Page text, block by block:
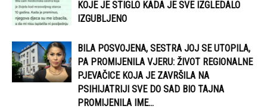
KOJE JE STIGLO KADA JE SVE IZGLEDALO
IZGUBLJENO
BILA POSVOJENA, SESTRA JOJ SE UTOPILA,
PA PROMIJENILA VJERU: ŽIVOT REGIONALNE
PJEVAČICE KOJA JE ZAVRŠILA NA
PSIHIJATRIJI SVE DO SAD BIO TAJNA
PROMIJENILA IME...